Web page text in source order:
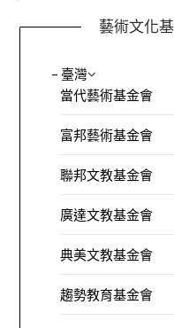
藝術文化
– 臺灣
當代藝術基金會
富邦藝術基金會
聯邦文教基金會
廣達文教基金會
典美文教基金會
趨勢教育基金會